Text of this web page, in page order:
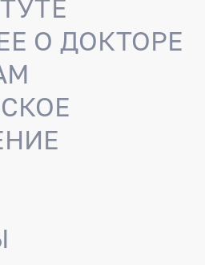
О ДОКТОРЕ